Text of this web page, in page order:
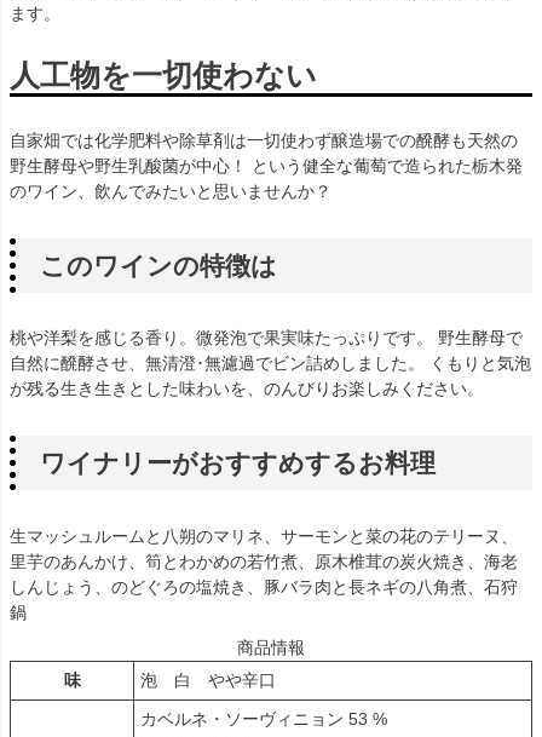
ます。
人工物を一切使わない
自家畑では化学肥料や除草剤は一切使わず醸造場での醗酵も天然の
野生酵母や野生乳酸菌が中心！ という健全な葡萄で造られた栃木発
のワイン、飲んでみたいと思いませんか？
このワインの特徴は
桃や洋梨を感じる香り。微発泡で果実味たっぷりです。 野生酵母で
自然に醗酵させ、無清澄･無濾過でビン詰めしました。 くもりと気泡
が残る生き生きとした味わいを、のんびりお楽しみください。
ワイナリーがおすすめするお料理
生マッシュルームと八朔のマリネ、サーモンと菜の花のテリーヌ、
里芋のあんかけ、筍とわかめの若竹煮、原木椎茸の炭火焼き、海老
しんじょう、のどぐろの塩焼き、豚バラ肉と長ネギの八角煮、石狩
鍋
商品情報
味
泡 白 やや辛口
カベルネ・ソーヴィニョン 53 %